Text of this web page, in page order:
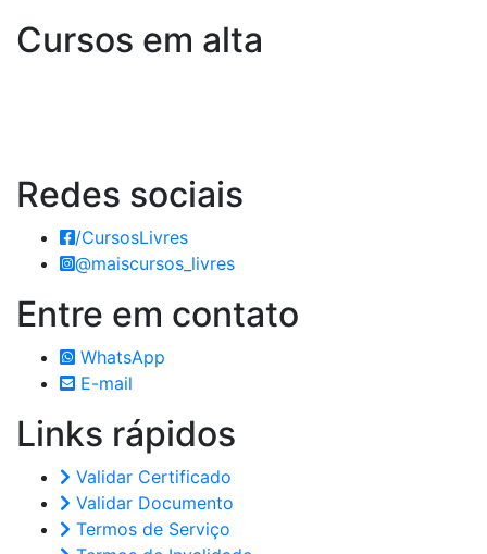
Cursos em alta
Redes sociais
/CursosLivres
@maiscursos_livres
Entre em contato
WhatsApp
E-mail
Links rápidos
Validar Certificado
Validar Documento
Termos de Serviço